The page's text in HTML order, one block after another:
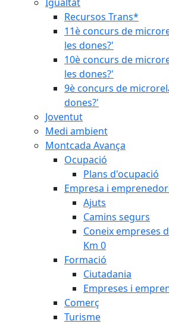
Recursos Trans*
11è concurs de
les dones?'
10è concurs de
les dones?'
9è concurs de
dones?'
Joventut
Medi ambient
Montcada Avança
Ocupació
Plans d'ocupació
Empresa i
Ajuts
Camins segurs
Coneix empreses
Km 0
Formació
Ciutadania
Empreses i
Comerç
Turisme